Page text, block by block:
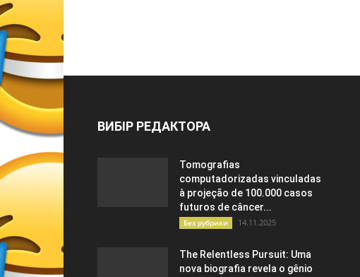
ВИБІР РЕДАКТОРА
Tomografias
computadorizadas vinculadas
à projeção de 100.000 casos
futuros de câncer...
Без рубрики 14.11.2025
The Relentless Pursuit: Uma
nova biografia revela o gênio